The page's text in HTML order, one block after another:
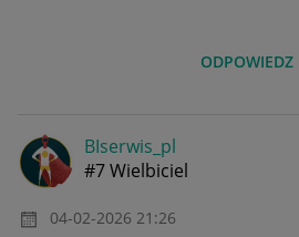
ODPOWIEDZ
BIserwis_pl
#7 Wielbiciel
‎04-02-2026 21:26